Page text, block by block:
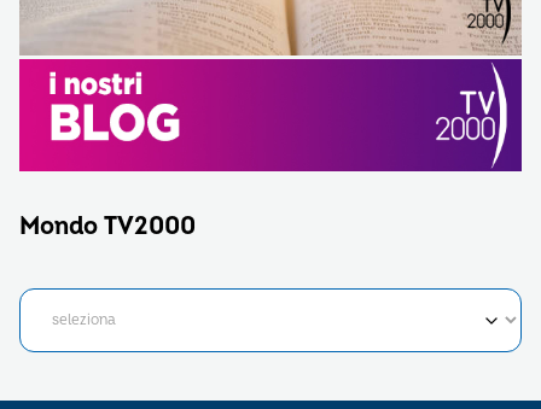
Mondo TV2000